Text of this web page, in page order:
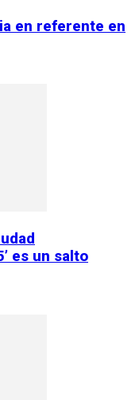
en referente en
es un salto